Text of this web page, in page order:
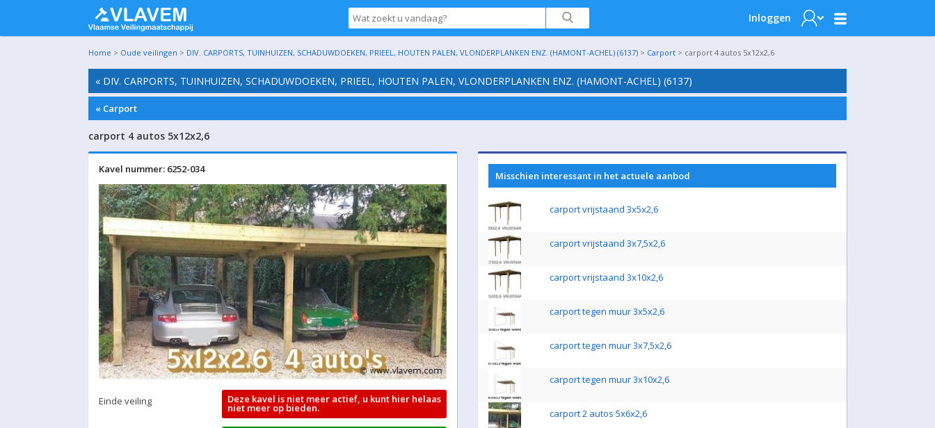
Inloggen
Home > Oude veilingen > DIV. CARPORTS, TUINHUIZEN, SCHADUWDOEKEN, PRIEEL, HOUTEN PALEN, VLONDERPLANKEN ENZ. (HAMONT-ACHEL) (6137) > Carport > carport 4 autos 5x12x2,6
« DIV. CARPORTS, TUINHUIZEN, SCHADUWDOEKEN, PRIEEL, HOUTEN PALEN, VLONDERPLANKEN ENZ. (HAMONT-ACHEL) (6137)
« Carport
carport 4 autos 5x12x2,6
Kavel nummer: 6252-034
Einde veiling Deze kavel is niet meer actief, u kunt hier helaas
niet meer op bieden.
Misschien interessant in het actuele aanbod
carport vrijstaand 3x5x2,6
carport vrijstaand 3x7,5x2,6
carport vrijstaand 3x10x2,6
carport tegen muur 3x5x2,6
carport tegen muur 3x7,5x2,6
carport tegen muur 3x10x2,6
carport 2 autos 5x6x2,6